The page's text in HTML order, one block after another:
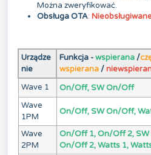
Można zweryfikować.
Obsługa OTA:
Urządze
nie
Funkcja -wspierana/
wspierana/
Wave 1
On/Off, SW On/Off
Wave
1PM
On/Off, SW On/Off,
Wave
2PM
On/Off 1, On/Off 2,
On/Off 2, Watts 1,